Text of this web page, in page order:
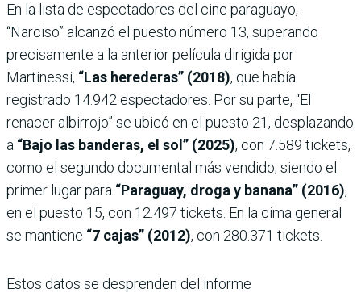
En la lista de espectadores del cine paraguayo,
“Narciso” alcanzó el puesto número 13, superando
precisamente a la anterior película dirigida por
Martinessi, “Las herederas” (2018), que había
registrado 14.942 espectadores. Por su parte, “El
renacer albirrojo” se ubicó en el puesto 21, desplazando
a “Bajo las banderas, el sol” (2025), con 7.589 tickets,
como el segundo documental más vendido; siendo el
primer lugar para “Paraguay, droga y banana” (2016),
en el puesto 15, con 12.497 tickets. En la cima general
se mantiene “7 cajas” (2012), con 280.371 tickets.
Estos datos se desprenden del informe